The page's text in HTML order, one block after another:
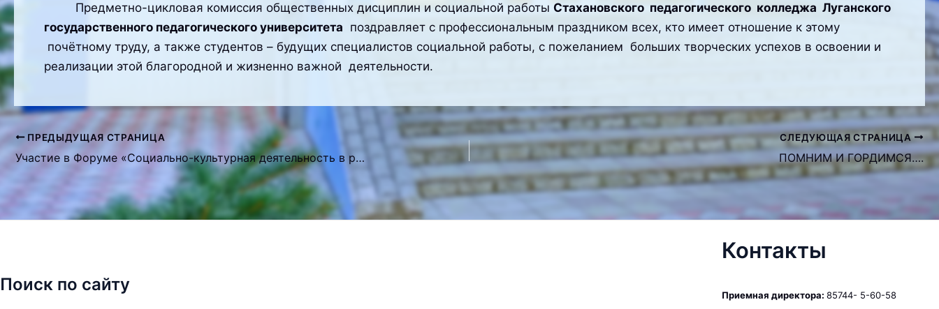
Предметно-цикловая комиссия общественных дисциплин и социальной работы Стахановского педагогического колледжа Луганского
государственного педагогического университета поздравляет с профессиональным праздником всех, кто имеет отношение к этому
почётному труду, а также студентов – будущих специалистов социальной работы, с пожеланием больших творческих успехов в освоении и
реализации этой благородной и жизненно важной деятельности.
Навигация
по
ПРЕДЫДУЩАЯ СТРАНИЦА
Участие в Форуме «Социально-культурная деятельность в региональном пространстве: управленческие, коммуникативные и PR-практики»
СЛЕДУЮЩАЯ СТРАНИЦА
ПОМНИМ И ГОРДИМСЯ….
Поиск по сайту
Контакты
Приемная директора: 85744- 5-60-58